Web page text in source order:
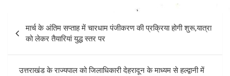
navigation
मार्च के अंतिम सप्ताह में चारधाम पंजीकरण की प्रक्रिया होगी शुरू,यात्रा
को लेकर तैयारियां युद्ध स्तर पर
उत्तराखंड के राज्यपाल को जिलाधिकारी देहरादून के माध्यम से हल्द्वानी में